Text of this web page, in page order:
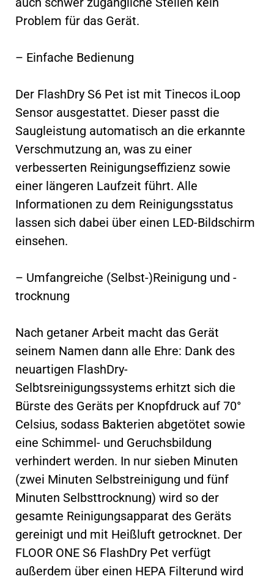
Problem für das Gerät.
– Einfache Bedienung
Der FlashDry S6 Pet ist mit Tinecos iLoop
Sensor ausgestattet. Dieser passt die
Saugleistung automatisch an die erkannte
Verschmutzung an, was zu einer
verbesserten Reinigungseffizienz sowie
einer längeren Laufzeit führt. Alle
Informationen zu dem Reinigungsstatus
lassen sich dabei über einen LED-Bildschirm
einsehen.
– Umfangreiche (Selbst-)Reinigung und -
trocknung
Nach getaner Arbeit macht das Gerät
seinem Namen dann alle Ehre: Dank des
neuartigen FlashDry-
Selbtsreinigungssystems erhitzt sich die
Bürste des Geräts per Knopfdruck auf 70°
Celsius, sodass Bakterien abgetötet sowie
eine Schimmel- und Geruchsbildung
verhindert werden. In nur sieben Minuten
(zwei Minuten Selbstreinigung und fünf
Minuten Selbsttrocknung) wird so der
gesamte Reinigungsapparat des Geräts
gereinigt und mit Heißluft getrocknet. Der
FLOOR ONE S6 FlashDry Pet verfügt
außerdem über einen HEPA Filterund wird